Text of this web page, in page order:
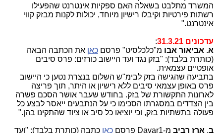
המשרד מתלבט בשאלה האם ספקיות אינטרנט שהפעילו
רשתות פירטיות וקיבלו רישיון מיוחד, יכולות לקנות מבזק קווי
אינטרנט."
עדכונים 31.3.21
:
א. אביאור אבו מ"כלכלסיט" פרסם כאן את הכתבה הבאה
(כותרת בלבד): "בזק נגד ועד היישוב כורזים: פרס סיבים
אופטיים עצמאית.
בתביעה שהגישה בזק לבימ"ש השלום בנצרת נטען כי היישוב
פרס באופן עצמאי סיבים ללא רישיון או היתר, תוך פריצה
לארונות התקשורת של בזק. בחודש שעבר אושר הסכם פשרה
בין הצדדים במסגרתו הסכימו כי על הנתבעים ייאסר לבצע כל
פעולה בתשתיות בזק, וכי יוציאו כל סיב או ציוד שהתקינו בהן."
ב. ארז רביב מ-Davar1 פרסם כאן כתבה (כותרת בלבד): "ועד